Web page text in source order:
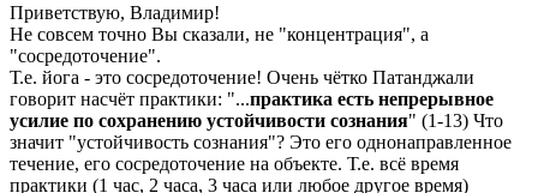
Приветствую, Владимир!
Не совсем точно Вы сказали, не "концентрация", а
"сосредоточение".
Т.е. йога - это сосредоточение! Очень чётко Патанджали
говорит насчёт практики: "...практика есть непрерывное
усилие по сохранению устойчивости сознания" (1-13) Что
значит "устойчивость сознания"? Это его однонаправленное
течение, его сосредоточение на объекте. Т.е. всё время
практики (1 час, 2 часа, 3 часа или любое другое время)